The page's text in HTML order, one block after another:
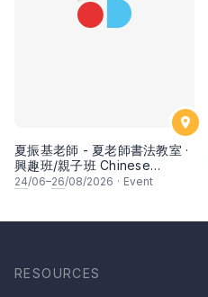
夏振基老師 - 夏老師書法教室 ·
興趣班/親子班 Chinese
Calligraphy Class for Parents
24/06–26/08/2026 · Event
RESOURCES